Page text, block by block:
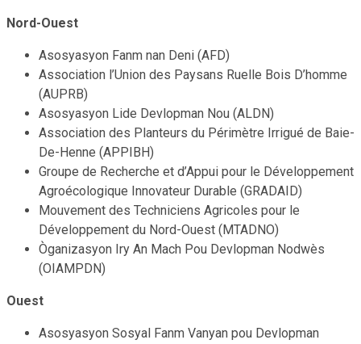
Nord-Ouest
Asosyasyon Fanm nan Deni (AFD)
Association l’Union des Paysans Ruelle Bois D’homme
(AUPRB)
Asosyasyon Lide Devlopman Nou (ALDN)
Association des Planteurs du Périmètre Irrigué de Baie-
De-Henne (APPIBH)
Groupe de Recherche et d’Appui pour le Développement
Agroécologique Innovateur Durable (GRADAID)
Mouvement des Techniciens Agricoles pour le
Développement du Nord-Ouest (MTADNO)
Òganizasyon Iry An Mach Pou Devlopman Nodwès
(OIAMPDN)
Ouest
Asosyasyon Sosyal Fanm Vanyan pou Devlopman